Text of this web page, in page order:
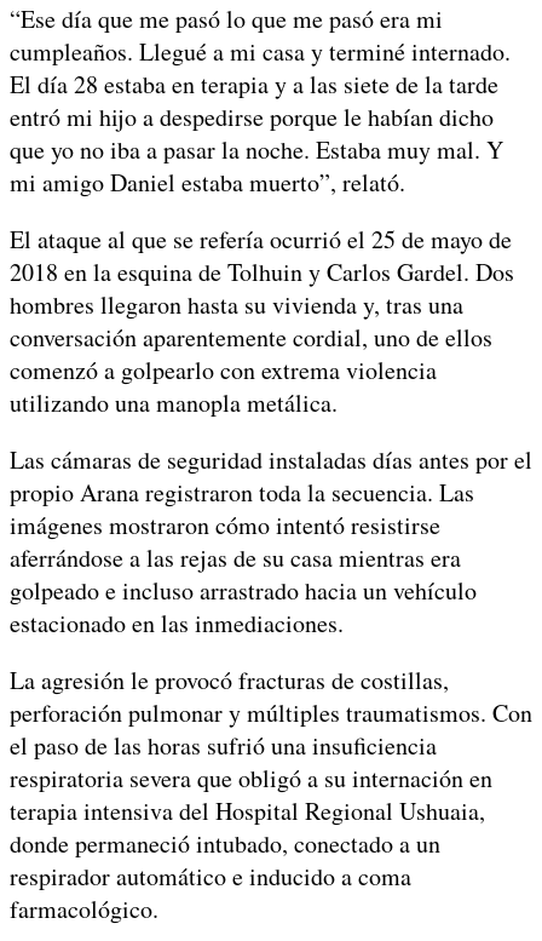
“Ese día que me pasó lo que me pasó era mi
cumpleaños. Llegué a mi casa y terminé internado.
El día 28 estaba en terapia y a las siete de la tarde
entró mi hijo a despedirse porque le habían dicho
que yo no iba a pasar la noche. Estaba muy mal. Y
mi amigo Daniel estaba muerto”, relató.
El ataque al que se refería ocurrió el 25 de mayo de
2018 en la esquina de Tolhuin y Carlos Gardel. Dos
hombres llegaron hasta su vivienda y, tras una
conversación aparentemente cordial, uno de ellos
comenzó a golpearlo con extrema violencia
utilizando una manopla metálica.
Las cámaras de seguridad instaladas días antes por el
propio Arana registraron toda la secuencia. Las
imágenes mostraron cómo intentó resistirse
aferrándose a las rejas de su casa mientras era
golpeado e incluso arrastrado hacia un vehículo
estacionado en las inmediaciones.
La agresión le provocó fracturas de costillas,
perforación pulmonar y múltiples traumatismos. Con
el paso de las horas sufrió una insuficiencia
respiratoria severa que obligó a su internación en
terapia intensiva del Hospital Regional Ushuaia,
donde permaneció intubado, conectado a un
respirador automático e inducido a coma
farmacológico.